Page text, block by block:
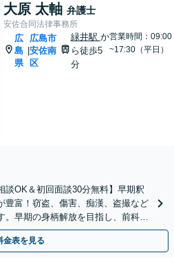
大原 太軸 弁護士
安佐合同法律事務所
広
島
県
広島市
安佐南
区
緑井駅 か
ら徒歩5
分
営業時間：09:00
~17:30（平日）
談OK＆初回面談30分無料】早期釈
豊富！窃盗、傷害、痴漢、盗撮など
早期の身柄解放を目指し、前科の
ス利用可】
金表を見る